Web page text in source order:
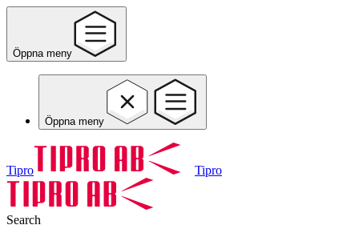
Öppna meny
Öppna meny
Tipro Tipro
Search